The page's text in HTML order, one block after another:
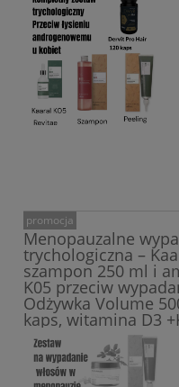
Menopauzalne
trychologiczna –
szampon 250 ml i
K05 przeciw
Odżywka Volume
kaps, witamina D3
promocja